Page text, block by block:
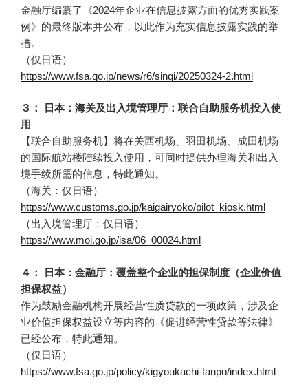
金融厅编纂了《2024年企业在信息披露方面的优秀实践案
例》的最终版本并公布，以此作为充实信息披露实践的举
措。
（仅日语）
https://www.fsa.go.jp/news/r6/singi/20250324-2.html
３： 日本：海关及出入境管理厅：联合自助服务机投入使
用
【联合自助服务机】将在关西机场、羽田机场、成田机场
的国际航站楼陆续投入使用，可同时提供办理海关和出入
境手续所需的信息，特此通知。
（海关：仅日语）
https://www.customs.go.jp/kaigairyoko/pilot_kiosk.html
（出入境管理厅：仅日语）
https://www.moj.go.jp/isa/06_00024.html
４： 日本：金融厅：覆盖整个企业的担保制度（企业价值
担保权益）
作为鼓励金融机构开展经营性质贷款的一项政策，涉及企
业价值担保权益设立等内容的《促进经营性贷款等法律》
已经公布，特此通知。
（仅日语）
https://www.fsa.go.jp/policy/kigyoukachi-tanpo/index.html